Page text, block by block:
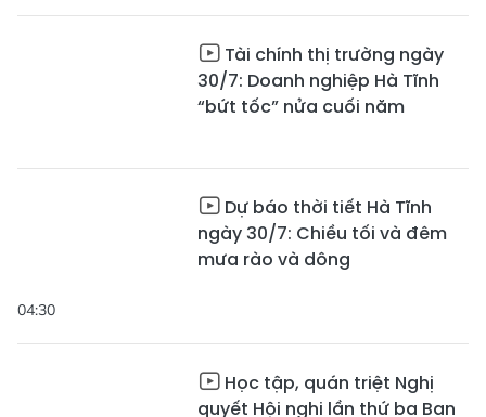
Tài chính thị trường ngày
30/7: Doanh nghiệp Hà Tĩnh
“bứt tốc” nửa cuối năm
04:30
Dự báo thời tiết Hà Tĩnh
ngày 30/7: Chiều tối và đêm
mưa rào và dông
Học tập, quán triệt Nghị
quyết Hội nghị lần thứ ba Ban